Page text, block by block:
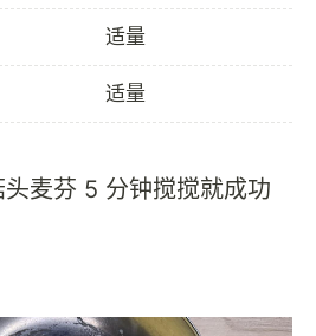
适量
适量
头麦芬 5 分钟搅搅就成功